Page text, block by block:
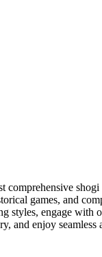
comprehensive shogi
games, and
styles, engage with
and enjoy seamless